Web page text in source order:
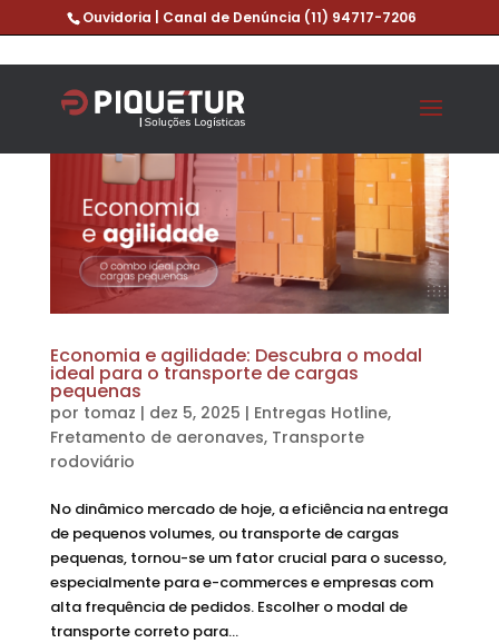
Ouvidoria | Canal de Denúncia (11) 94717-7206
Economia e agilidade: Descubra o modal
ideal para o transporte de cargas
pequenas
por tomaz | dez 5, 2025 | Entregas Hotline,
Fretamento de aeronaves, Transporte
rodoviário
No dinâmico mercado de hoje, a eficiência na entrega
de pequenos volumes, ou transporte de cargas
pequenas, tornou-se um fator crucial para o sucesso,
especialmente para e-commerces e empresas com
alta frequência de pedidos. Escolher o modal de
transporte correto para...